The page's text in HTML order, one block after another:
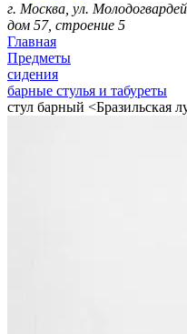
г. Москва, ул.
дом 57, строение 5
Главная
Предметы
сидения
барные стулья и табуреты
стул барный <Бразильская